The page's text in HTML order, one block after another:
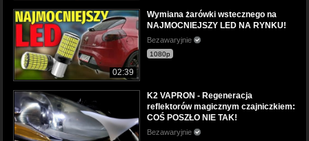
02:39
Wymiana żarówki wstecznego na
NAJMOCNIEJSZY LED NA RYNKU!
Bezawaryjnie
1080p
K2 VAPRON - Regeneracja
reflektorów magicznym czajniczkiem:
COŚ POSZŁO NIE TAK!
Bezawaryjnie